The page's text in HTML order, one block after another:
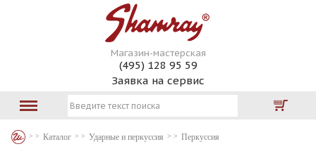
Магазин-мастерская
(495) 128 95 59
Заявка на сервис
Каталог Ударные и перкуссия Перкуссия